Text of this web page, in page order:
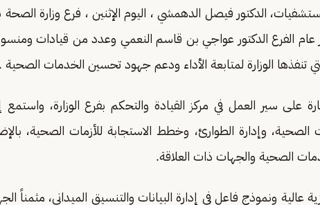
الدكتور فيصل الدهمشي ، اليوم الإثنين ، فرع وزارة الصحة
عام الفرع الدكتور عواجي بن قاسم النعمي وعدد من قيادات
تنفذها الوزارة لمتابعة الأداء ودعم جهود تحسين الخدمات الصحية .
على سير العمل في مركز القيادة والتحكم بفرع الوزارة، واستمع
وإدارة الطوارئ، وخطط الاستجابة للأزمات الصحية،
الصحية والجهات ذات العلاقة.
عالية ونموذج فاعل في إدارة البيانات والتنسيق الميداني، مثمناً